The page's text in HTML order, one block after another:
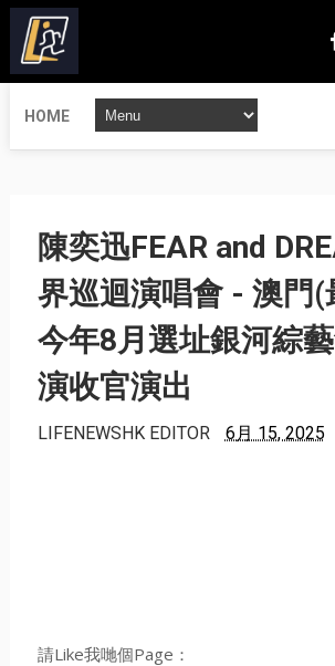
HOME
陳奕迅FEAR and
界巡迴演唱會 - 澳門(
今年8月選址銀河綜
演收官演出
LIFENEWSHK EDITOR 6月 15, 2025
請Like我哋個Page：